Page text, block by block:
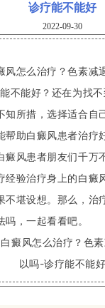
诊疗能不能好
2022-09-30
风怎么治疗？色素减
不能好？还在为找
知所措，选择适合自
帮助白癜风患者治疗
癜风患者朋友们千万
经验治疗身上的白癜
不堪设想。那么，治
吗，一起看看吧。